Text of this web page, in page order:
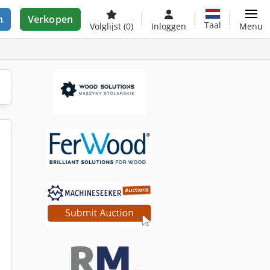
Verkopen
Volglijst (0) Inloggen Taal Menu